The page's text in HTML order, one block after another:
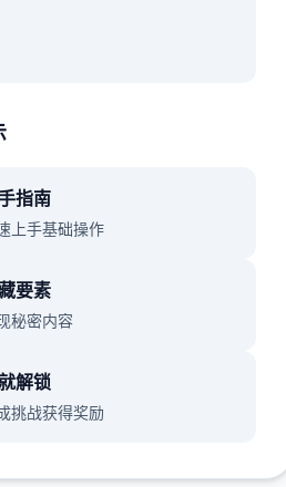
指南
上手基础操作
要素
秘密内容
解锁
挑战获得奖励